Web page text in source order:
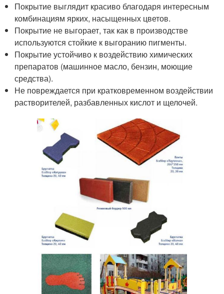
Покрытие выглядит красиво благодаря интересным
комбинациям ярких, насыщенных цветов.
Покрытие не выгорает, так как в производстве
используются стойкие к выгоранию пигменты.
Покрытие устойчиво к воздействию химических
препаратов (машинное масло, бензин, моющие
средства).
Не повреждается при кратковременном воздействии
растворителей, разбавленных кислот и щелочей.